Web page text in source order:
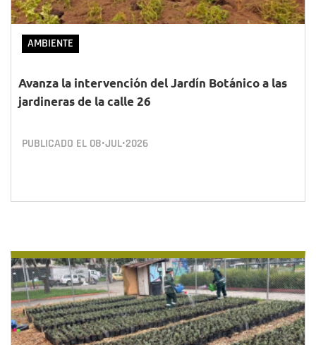
AMBIENTE
Avanza la intervención del Jardín Botánico a las
jardineras de la calle 26
PUBLICADO EL 08•JUL•2026